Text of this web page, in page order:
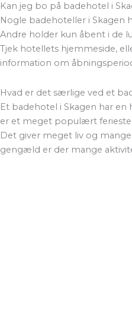
Kan jeg bo på badehotel i
Nogle badehoteller i Skagen
Andre holder kun åbent i de
Tjek hotellets hjemmeside,
information om
Hvad er det særlige ved et
Et badehotel i Skagen har
er et meget populært
Det giver meget liv og
gengæld er der mange